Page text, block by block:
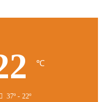
℃
37º - 22º